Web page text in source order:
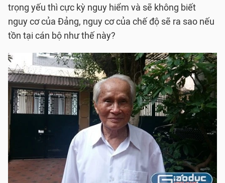
trọng yếu thì cực kỳ nguy hiểm và sẽ không biết
nguy cơ của Đảng, nguy cơ của chế độ sẽ ra sao nếu
tồn tại cán bộ như thế này?